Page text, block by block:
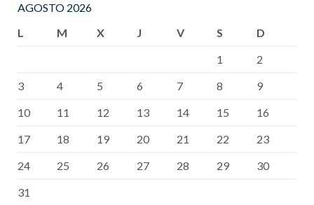
AGOSTO 2026
L
M X J V S
D
1
2
3
4 5 6 7 8
9
10
11 12 13 14 15
16
17
18 19 20 21 22
23
24
25 26 27 28 29
30
31